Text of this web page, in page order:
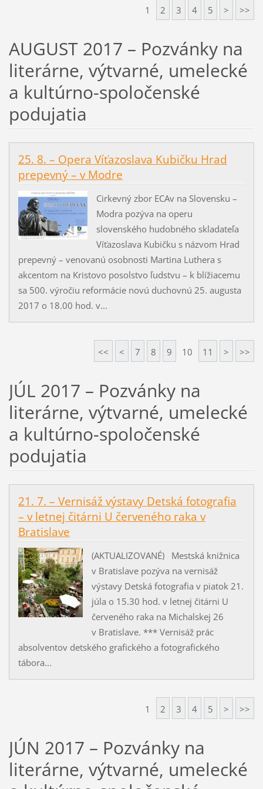
1 2 3 4 5 > >>
AUGUST 2017 – Pozvánky na
literárne, výtvarné, umelecké
a kultúrno-spoločenské
podujatia
25. 8. – Opera Víťazoslava Kubičku Hrad
prepevný – v Modre
Cirkevný zbor ECAv na Slovensku –
Modra pozýva na operu
slovenského hudobného skladateľa
Víťazoslava Kubičku s názvom Hrad
prepevný – venovanú osobnosti Martina Luthera s
akcentom na Kristovo posolstvo ľudstvu – k blížiacemu
sa 500. výročiu reformácie novú duchovnú 25. augusta
2017 o 18.00 hod. v...
<< < 7 8 9 10 11 > >>
JÚL 2017 – Pozvánky na
literárne, výtvarné, umelecké
a kultúrno-spoločenské
podujatia
21. 7. – Vernisáž výstavy Detská fotografia
– v letnej čitárni U červeného raka v
Bratislave
(AKTUALIZOVANÉ) Mestská knižnica
v Bratislave pozýva na vernisáž
výstavy Detská fotografia v piatok 21.
júla o 15.30 hod. v letnej čitárni U
červeného raka na Michalskej 26
v Bratislave. *** Vernisáž prác
absolventov detského grafického a fotografického
tábora...
1 2 3 4 5 > >>
JÚN 2017 – Pozvánky na
literárne, výtvarné, umelecké